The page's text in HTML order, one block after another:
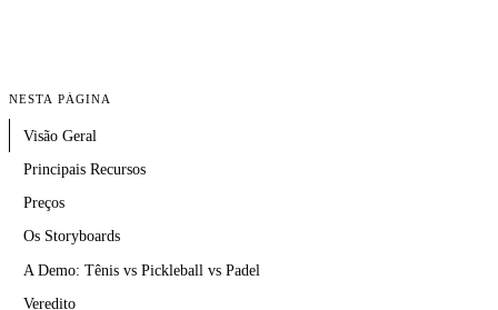
NESTA PÁGINA
Visão Geral
Principais Recursos
Preços
Os Storyboards
A Demo: Tênis vs Pickleball vs Padel
Veredito